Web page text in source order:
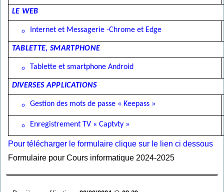
LE WEB
Internet et Messagerie -Chrome et Edge
TABLETTE, SMARTPHONE
Tablette et smartphone Android
DIVERSES APPLICATIONS
Gestion des mots de passe « Keepass »
Enregistrement TV « Captvty »
Pour télécharger le formulaire clique sur le lien ci dessous
Formulaire pour Cours informatique 2024-2025